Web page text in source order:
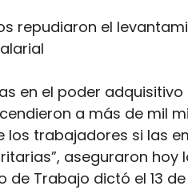
repudiaron el
en el poder
a más de mil
los trabajadores si las
aseguraron hoy
de Trabajo dictó el 13